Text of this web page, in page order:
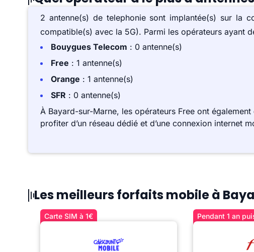
2 antenne(s) de telephonie sont implantée(s) sur la
compatible(s) avec la 5G). Parmi les opérateurs ayant
Bouygues Telecom : 0 antenne(s)
Free : 1 antenne(s)
Orange : 1 antenne(s)
SFR : 0 antenne(s)
À Bayard-sur-Marne, les opérateurs Free ont
profiter d’un réseau dédié et d’une connexion internet
Les meilleurs forfaits mobile à
Carte SIM à 1€ Pendant 1 an